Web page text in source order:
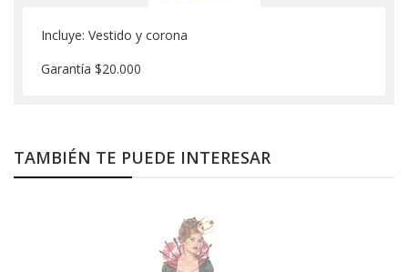
Incluye: Vestido y corona
Garantía $20.000
TAMBIÉN TE PUEDE INTERESAR